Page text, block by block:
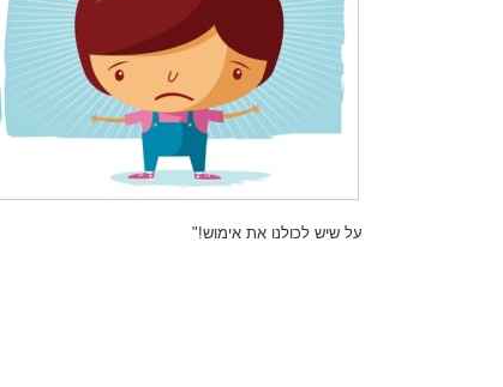
על שיש לכולנו את אימוש!"